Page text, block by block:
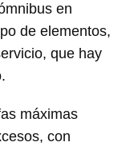
en
de elementos,
que hay
máximas
con